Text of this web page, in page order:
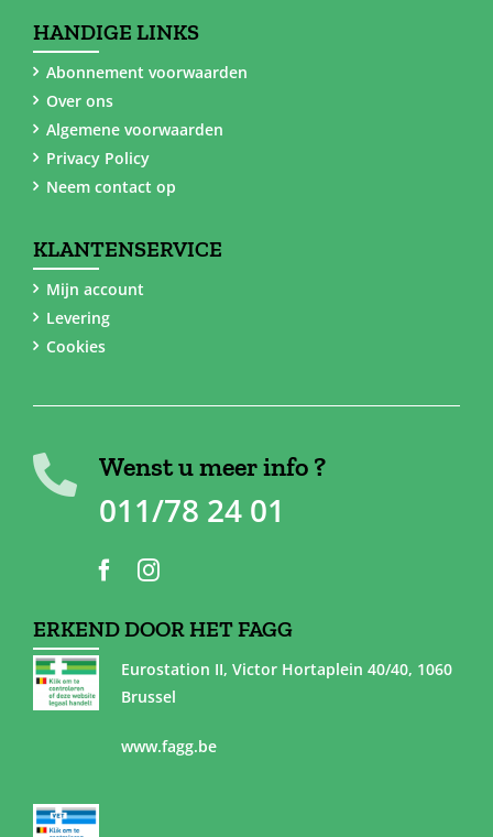
HANDIGE LINKS
Abonnement voorwaarden
Over ons
Algemene voorwaarden
Privacy Policy
Neem contact op
KLANTENSERVICE
Mijn account
Levering
Cookies
Wenst u meer info ?
011/78 24 01
ERKEND DOOR HET FAGG
Eurostation II, Victor Hortaplein 40/40, 1060
Brussel
www.fagg.be